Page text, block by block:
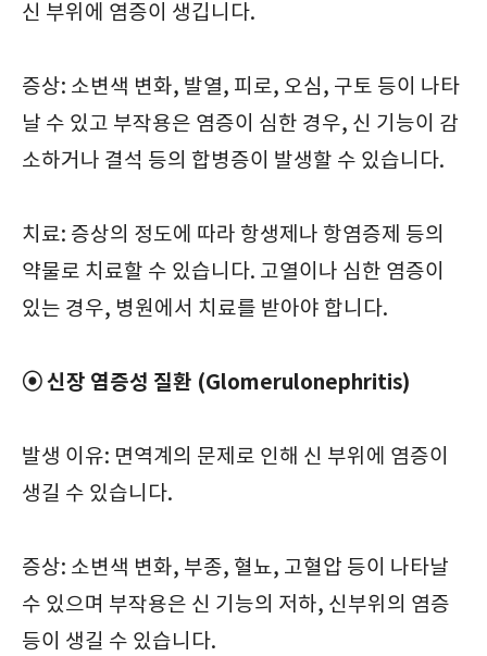
신 부위에 염증이 생깁니다.
증상: 소변색 변화, 발열, 피로, 오심, 구토 등이 나타
날 수 있고 부작용은 염증이 심한 경우, 신 기능이 감
소하거나 결석 등의 합병증이 발생할 수 있습니다.
치료: 증상의 정도에 따라 항생제나 항염증제 등의
약물로 치료할 수 있습니다. 고열이나 심한 염증이
있는 경우, 병원에서 치료를 받아야 합니다.
⦿ 신장 염증성 질환 (Glomerulonephritis)
발생 이유: 면역계의 문제로 인해 신 부위에 염증이
생길 수 있습니다.
증상: 소변색 변화, 부종, 혈뇨, 고혈압 등이 나타날
수 있으며 부작용은 신 기능의 저하, 신부위의 염증
등이 생길 수 있습니다.